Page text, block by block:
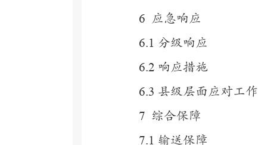
6 应急响应
6.1 分级响应
6.2 响应措施
6.3 县级层面应对工作
7 综合保障
7.1 输送保障